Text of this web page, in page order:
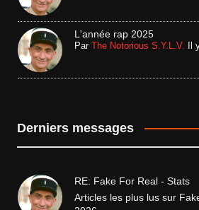
L'année rap 2025
Par The Notorious S.Y.L.V. Il
Derniers messages
RE: Fake For Real - Stats
Articles les plus lus sur